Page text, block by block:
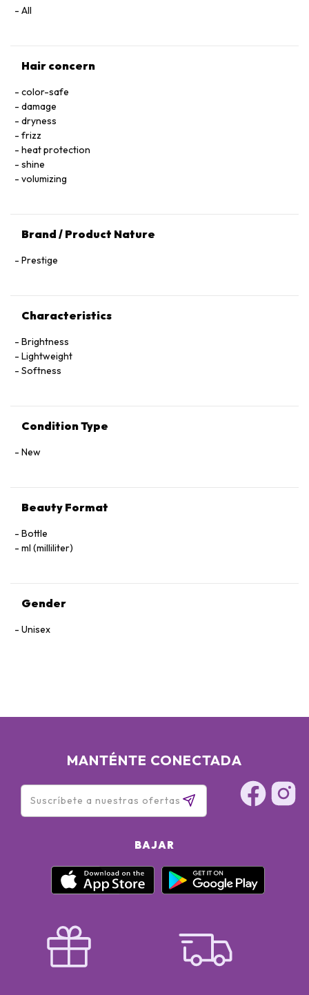
All
Hair concern
color-safe
damage
dryness
frizz
heat protection
shine
volumizing
Brand / Product Nature
Prestige
Characteristics
Brightness
Lightweight
Softness
Condition Type
New
Beauty Format
Bottle
ml (milliliter)
Gender
Unisex
MANTÉNTE CONECTADA
BAJAR